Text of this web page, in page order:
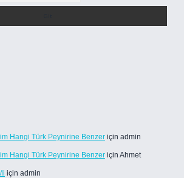
Hangi Türk Peynirine Benzer için admin
Hangi Türk Peynirine Benzer için Ahmet
için admin